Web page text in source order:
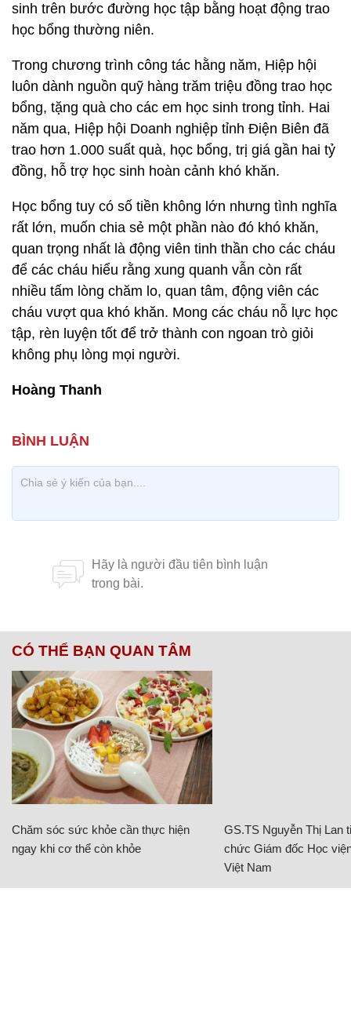
sinh trên bước đường học tập bằng hoạt động trao
học bổng thường niên.
Trong chương trình công tác hằng năm, Hiệp hội
luôn dành nguồn quỹ hàng trăm triệu đồng trao học
bổng, tặng quà cho các em học sinh trong tỉnh. Hai
năm qua, Hiệp hội Doanh nghiệp tỉnh Điện Biên đã
trao hơn 1.000 suất quà, học bổng, trị giá gần hai tỷ
đồng, hỗ trợ học sinh hoàn cảnh khó khăn.
Học bổng tuy có số tiền không lớn nhưng tình nghĩa
rất lớn, muốn chia sẻ một phần nào đó khó khăn,
quan trọng nhất là động viên tinh thần cho các cháu
để các cháu hiểu rằng xung quanh vẫn còn rất
nhiều tấm lòng chăm lo, quan tâm, động viên các
cháu vượt qua khó khăn. Mong các cháu nỗ lực học
tập, rèn luyện tốt để trở thành con ngoan trò giỏi
không phụ lòng mọi người.
Hoàng Thanh
CÓ THỂ BẠN QUAN TÂM
Chăm sóc sức khỏe cần thực hiện
ngay khi cơ thể còn khỏe
GS.TS Nguyễn Thị Lan
chức Giám đốc Học
Việt Nam